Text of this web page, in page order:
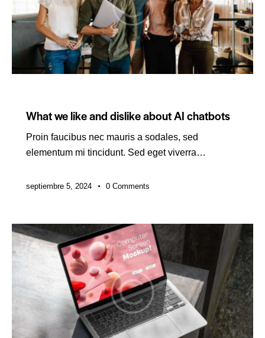
What we like and dislike about AI chatbots
Proin faucibus nec mauris a sodales, sed
elementum mi tincidunt. Sed eget viverra…
septiembre 5, 2024 0 Comments